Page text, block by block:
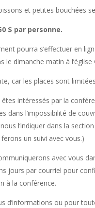
et petites bouchées
$ par personne.
pourra s’effectuer en
le dimanche matin à l’église
car les places sont
êtes intéressés par la
dans l’impossibilité de
l’indiquer dans la
un suivi avec vous.)
avec vous
jours par courriel pour
à la conférence.
d’informations ou pour